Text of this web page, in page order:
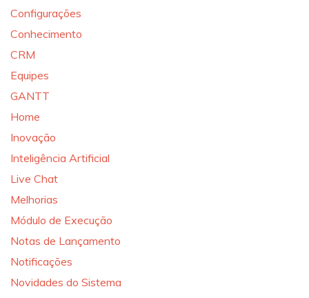
Configurações
Conhecimento
CRM
Equipes
GANTT
Home
Inovação
Inteligência Artificial
Live Chat
Melhorias
Módulo de Execução
Notas de Lançamento
Notificações
Novidades do Sistema